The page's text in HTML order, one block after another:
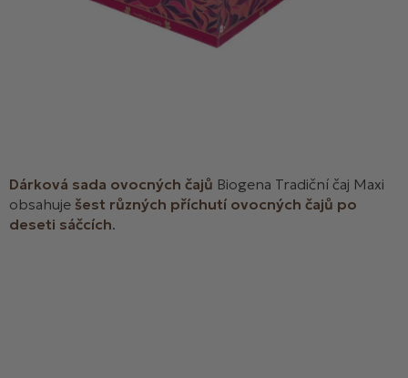
Dárková sada ovocných čajů Biogena Tradiční čaj Maxi
obsahuje šest různých příchutí ovocných čajů po
deseti sáčcích.